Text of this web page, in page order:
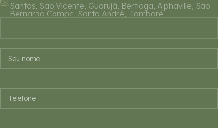
Santos, São Vicente, Guarujá, Bertioga, Alphaville, São
Bernardo Campo, Santo André, Tamboré..